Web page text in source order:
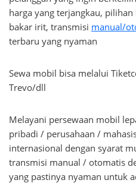
harga yang terjangkau,
bakar irit, transmisi manual/
terbaru yang nyaman
Sewa mobil bisa melalui
Trevo/dll
Melayani persewaan mobil
pribadi / perusahaan /
internasional dengan syarat
transmisi manual / otomatis
yang pastinya nyaman untuk